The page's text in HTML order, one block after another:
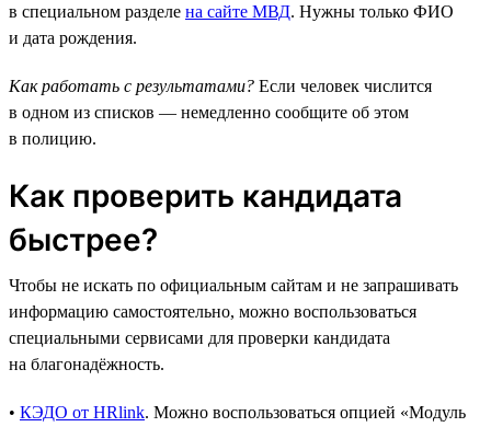
в специальном разделе на сайте МВД. Нужны только ФИО
и дата рождения.
Как работать с результатами? Если человек числится
в одном из списков — немедленно сообщите об этом
в полицию.
Как проверить кандидата
быстрее?
Чтобы не искать по официальным сайтам и не запрашивать
информацию самостоятельно, можно воспользоваться
специальными сервисами для проверки кандидата
на благонадёжность.
• КЭДО от HRlink. Можно воспользоваться опцией «Модуль